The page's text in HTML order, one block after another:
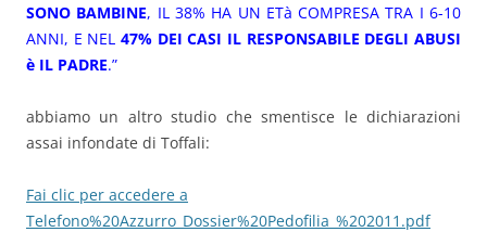
SONO BAMBINE, IL 38% HA UN ETà COMPRESA TRA I 6-10
ANNI, E NEL 47% DEI CASI IL RESPONSABILE DEGLI ABUSI
è IL PADRE.”
abbiamo un altro studio che smentisce le dichiarazioni
assai infondate di Toffali:
Fai clic per accedere a
Telefono%20Azzurro_Dossier%20Pedofilia_%202011.pdf